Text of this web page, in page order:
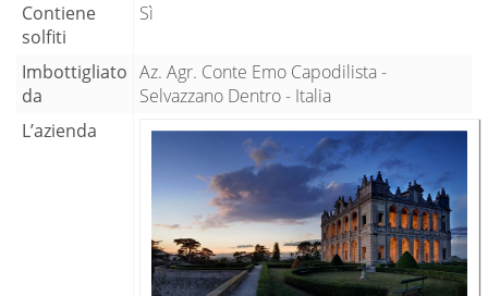
Contiene
solfiti
Sì
Imbottigliato
da
Az. Agr. Conte Emo Capodilista -
Selvazzano Dentro - Italia
L’azienda